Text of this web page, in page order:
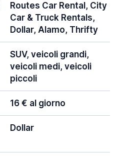
Routes Car Rental, City
Car & Truck Rentals,
Dollar, Alamo, Thrifty
SUV, veicoli grandi,
veicoli medi, veicoli
piccoli
16 € al giorno
Dollar